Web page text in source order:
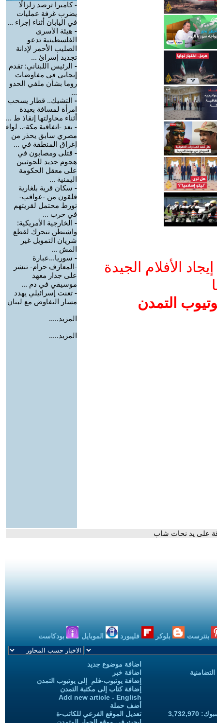
الأفلام الجيدة
التمدن
-كاميرا ترصد زلزالًا
يضرب غرفة عمليات
في اليابان أثناء إجراء ...
- هيئة الأسرى
الفلسطينية تدعو
الصليب الأحمر لإدانة
تجديد إسرائ ...
- الرئيس اللبناني: تقدم
إيجابي في مفاوضات
روما بشأن ملفي الحدو
...
- التشيك.. قطار يسحب
امرأة لمسافة بعيدة
أثناء محاولتها إنقاذ ط ...
- بعد -اتفاقية مكة-.. لواء
مصري سابق يحذر من
إغراق المنطقة في ...
- قتلى ومصابون في
هجوم جديد للحوثيين
على معقل الحكومة
اليمنية ...
- سكان قرية بلغارية
قلقون من -عواقب-
تورط محتمل لقريتهم
في حرب ...
- الخارجية الأمريكية:
واشنطن تتحرك لقطع
شريان التمويل غير
المش ...
- سوريا...عبارة
-المعازف حرام- تنشر
على جدار معهد
موسيقي في دم ...
- تعنت إسرائيلي يهدد
مسار التفاوض مع لبنان
المزيد.....
المزيد.....
على يد نحات شاب
بنترست بلوكر فليبورد الموبايل بودكاست
اضافة موضوع جديد
اضافة خبر
إضافة يوتيوب-فلم إلى يوتيوب التمدن
إضافة كتاب إلى مكتبة التمدن
Add new article - English
أضف حملة
تعديل الموقع الفرعي للكاتب-ة